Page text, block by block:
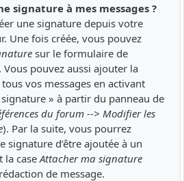
signature à mes messages ?
une signature depuis votre
Une fois créée, vous pouvez
sur le formulaire de
pouvez aussi ajouter la
vos messages en activant
» à partir du panneau de
du forum --> Modifier les
). Par la suite, vous pourrez
signature d’être ajoutée à un
la case Attacher ma signature
de message.